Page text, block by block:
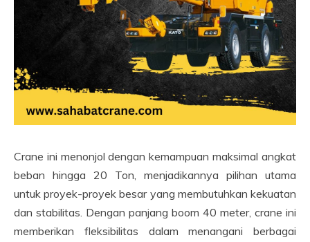
Crane ini menonjol dengan kemampuan maksimal angkat
beban hingga 20 Ton, menjadikannya pilihan utama
untuk proyek-proyek besar yang membutuhkan kekuatan
dan stabilitas. Dengan panjang boom 40 meter, crane ini
memberikan fleksibilitas dalam menangani berbagai